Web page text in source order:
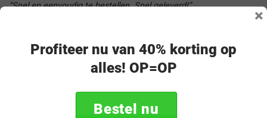
“Snel en eenvoudig te bestellen. Snel geleverd!”
Productomschrijving
Verzending & retourneren
Profiteer nu van 40% korting op
alles! OP=OP
Bestel nu
×